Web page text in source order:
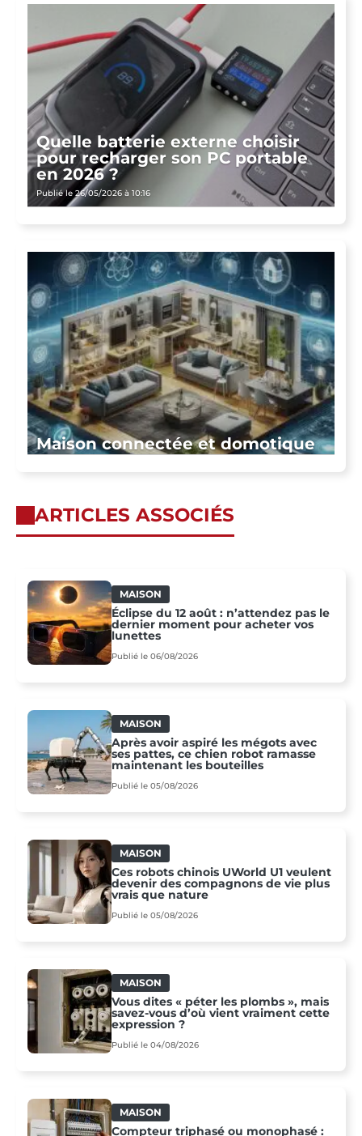
Quelle batterie externe choisir
pour recharger son PC portable
en 2026 ?
Publié le 26/05/2026 à 10:16
Maison connectée et domotique
ARTICLES ASSOCIÉS
MAISON
Éclipse du 12 août : n’attendez pas le
dernier moment pour acheter vos
lunettes
Publié le 06/08/2026
MAISON
Après avoir aspiré les mégots avec
ses pattes, ce chien robot ramasse
maintenant les bouteilles
Publié le 05/08/2026
MAISON
Ces robots chinois UWorld U1 veulent
devenir des compagnons de vie plus
vrais que nature
Publié le 05/08/2026
MAISON
Vous dites « péter les plombs », mais
savez-vous d’où vient vraiment cette
expression ?
Publié le 04/08/2026
MAISON
Compteur triphasé ou monophasé :